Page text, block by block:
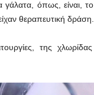
γάλατα, όπως, είναι,
θεραπευτική δράση.
της